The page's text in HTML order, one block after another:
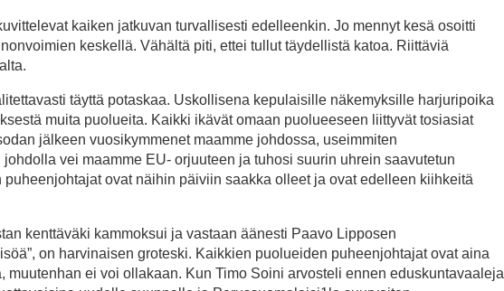
kaiken jatkuvan turvallisesti edelleenkin. Jo mennyt kesä osoitti
keskellä. Vähältä piti, ettei tullut täydellistä katoa. Riittäviä
täyttä potaskaa. Uskollisena kepulaisille näkemyksille harjuripoika
muita puolueita. Kaikki ikävät omaan puolueeseen liittyvät tosiasiat
jälkeen vuosikymmenet maamme johdossa, useimmiten
vei maamme EU- orjuuteen ja tuhosi suurin uhrein saavutetun
ovat näihin päiviin saakka olleet ja ovat edelleen kiihkeitä
kenttäväki kammoksui ja vastaan äänesti Paavo Lipposen
on harvinaisen groteski. Kaikkien puolueiden puheenjohtajat ovat aina
muutenhan ei voi ollakaan. Kun Timo Soini arvosteli ennen eduskuntavaaleja